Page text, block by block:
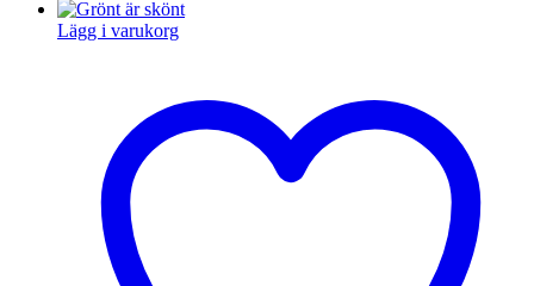
Lägg i varukorg